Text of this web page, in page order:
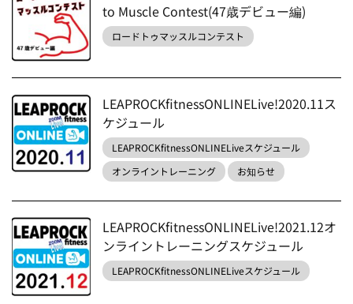
to Muscle Contest(47歳デビュー編)
ロードトゥマッスルコンテスト
LEAPROCKfitnessONLINELive!2020.11ス
ケジュール
LEAPROCKfitnessONLINELiveスケジュール
オンライントレーニング
お知らせ
LEAPROCKfitnessONLINELive!2021.12オ
ンライントレーニングスケジュール
LEAPROCKfitnessONLINELiveスケジュール